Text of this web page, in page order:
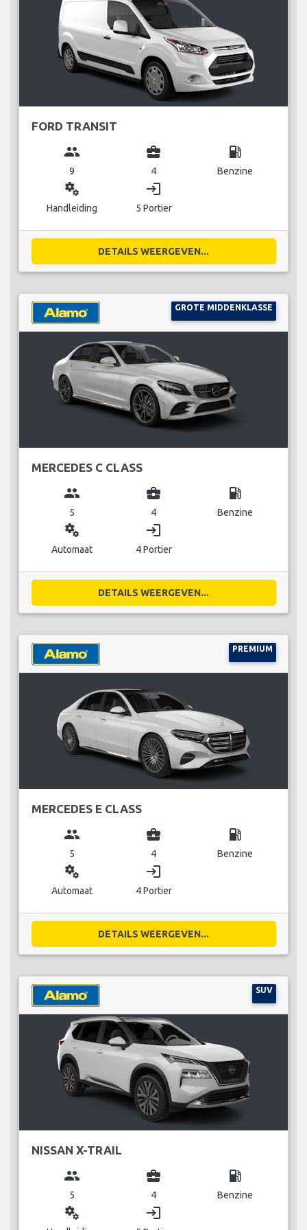
FORD TRANSIT
group
9
business_center
4
local_gas_station
Benzine
miscellaneous_services
Handleiding
login
5 Portier
DETAILS WEERGEVEN...
GROTE MIDDENKLASSE
MERCEDES C CLASS
group
5
business_center
4
local_gas_station
Benzine
miscellaneous_services
Automaat
login
4 Portier
DETAILS WEERGEVEN...
PREMIUM
MERCEDES E CLASS
group
5
business_center
4
local_gas_station
Benzine
miscellaneous_services
Automaat
login
4 Portier
DETAILS WEERGEVEN...
SUV
NISSAN X-TRAIL
group
5
business_center
4
local_gas_station
Benzine
miscellaneous_services login